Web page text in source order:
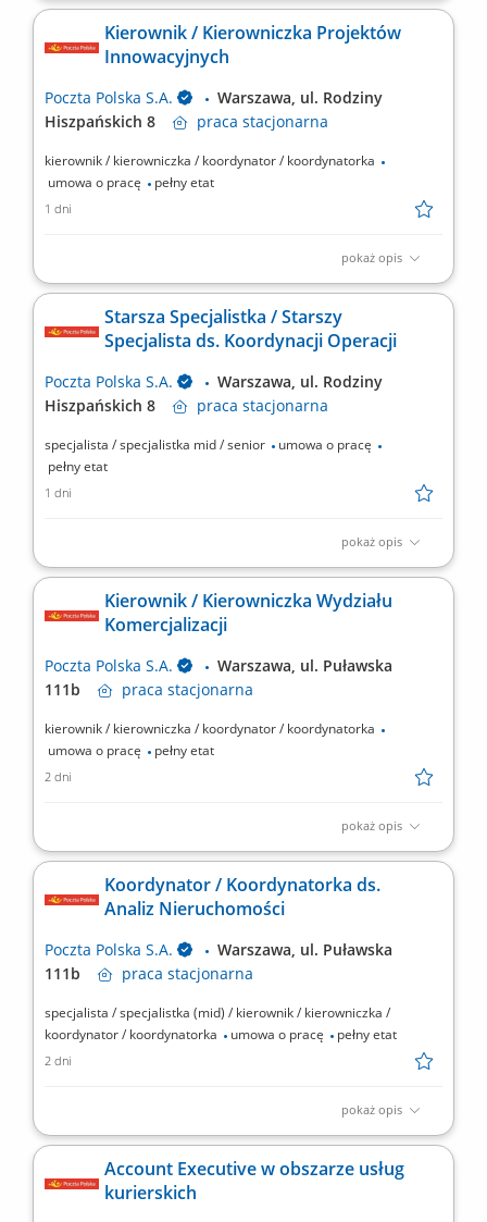
które potrafią łączyć doradztwo finansowe z wysoką jakością
obsługi, uczciwością i odpowiedzialnym podejściem do Klienta.
Kierownik / Kierowniczka Projektów
Innowacyjnych
Poczta Polska S.A.
Warszawa, ul. Rodziny
Hiszpańskich 8
praca stacjonarna
kierownik / kierowniczka / koordynator / koordynatorka
umowa o pracę
pełny etat
1 dni
pokaż opis
Rodzaj zatrudnienia: umowa o pracę, pełen etat, praca
usług logistycznych i pocztowych? Interesujesz się nowymi
technologiami, sztuczną inteligencją oraz automatyzacją
Starsza Specjalistka / Starszy
Specjalista ds. Koordynacji Operacji
Poczta Polska S.A.
Warszawa, ul. Rodziny
Hiszpańskich 8
praca stacjonarna
specjalista / specjalistka mid / senior
umowa o pracę
pełny etat
1 dni
pokaż opis
Miejsce pracy: Warszawa, ul. Rodziny Hiszpańskich 8; Dział
etat Twoje zadania: organizacja procesu kolekcji i dystrybucji
przesyłek, wdrażanie rozwiązań teleinformatycznych do
Kierownik / Kierowniczka Wydziału
Komercjalizacji
Poczta Polska S.A.
Warszawa, ul. Puławska
111b
praca stacjonarna
kierownik / kierowniczka / koordynator / koordynatorka
umowa o pracę
pełny etat
2 dni
pokaż opis
Poszukujemy doświadczonego lidera, który obejmie stanowisko
będzie odpowiedzialna za zarządzanie zespołem realizującym
projekty związane z zagospodarowaniem, rozwojem i
Koordynator / Koordynatorka ds.
Analiz Nieruchomości
Poczta Polska S.A.
Warszawa, ul. Puławska
111b
praca stacjonarna
specjalista / specjalistka (mid) / kierownik / kierowniczka /
koordynator / koordynatorka
umowa o pracę pełny etat
2 dni
pokaż opis
Forma współpracy: umowa o pracę, pełny etat, praca
odpowiedzialnego za rozwój i komercjalizację nieruchomości.
Koordynator ds. Analiz Komercjalizacji Nieruchomości będzie
Account Executive w obszarze usług
kurierskich